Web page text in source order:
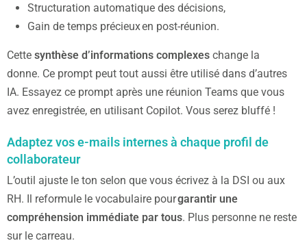
Structuration automatique des décisions,
Gain de temps précieux en post-réunion.
Cette synthèse d’informations complexes change la
donne. Ce prompt peut tout aussi être utilisé dans d’autres
IA. Essayez ce prompt après une réunion Teams que vous
avez enregistrée, en utilisant Copilot. Vous serez bluffé !
Adaptez vos e-mails internes à chaque profil de
collaborateur
L’outil ajuste le ton selon que vous écrivez à la DSI ou aux
RH. Il reformule le vocabulaire pourgarantir une
compréhension immédiate par tous. Plus personne ne reste
sur le carreau.